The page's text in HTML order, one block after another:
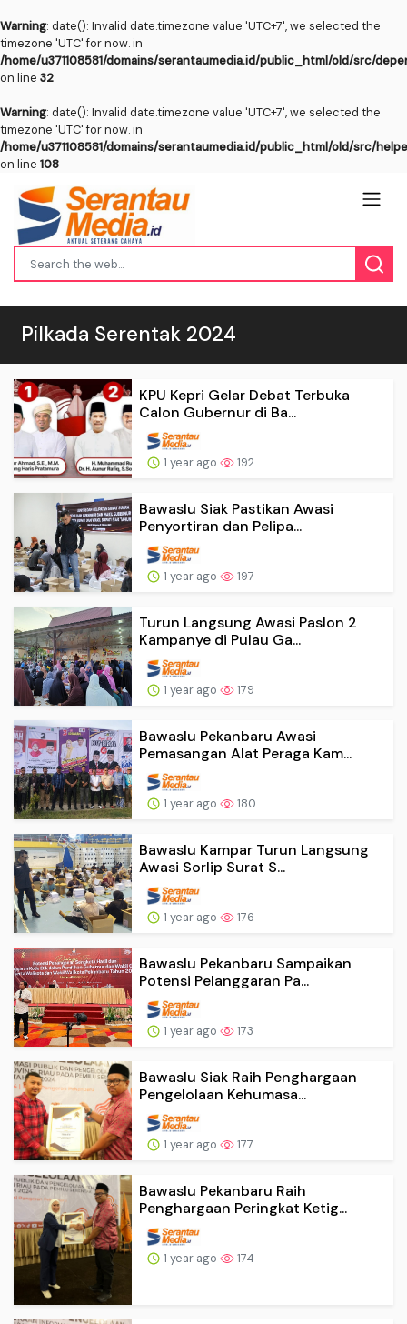
Warning: date(): Invalid date.timezone value 'UTC+7', we selected the
timezone 'UTC' for now. in
/home/u371108581/domains/serantaumedia.id/public_html/old/src/
on line 32
Warning: date(): Invalid date.timezone value 'UTC+7', we selected the
timezone 'UTC' for now. in
/home/u371108581/domains/serantaumedia.id/public_html/old/src/
on line 108
Pilkada Serentak 2024
KPU Kepri Gelar Debat Terbuka
Calon Gubernur di Ba...
1 year ago 192
Bawaslu Siak Pastikan Awasi
Penyortiran dan Pelipa...
1 year ago 197
Turun Langsung Awasi Paslon 2
Kampanye di Pulau Ga...
1 year ago 179
Bawaslu Pekanbaru Awasi
Pemasangan Alat Peraga Kam...
1 year ago 180
Bawaslu Kampar Turun Langsung
Awasi Sorlip Surat S...
1 year ago 176
Bawaslu Pekanbaru Sampaikan
Potensi Pelanggaran Pa...
1 year ago 173
Bawaslu Siak Raih Penghargaan
Pengelolaan Kehumasa...
1 year ago 177
Bawaslu Pekanbaru Raih
Penghargaan Peringkat Ketig...
1 year ago 174